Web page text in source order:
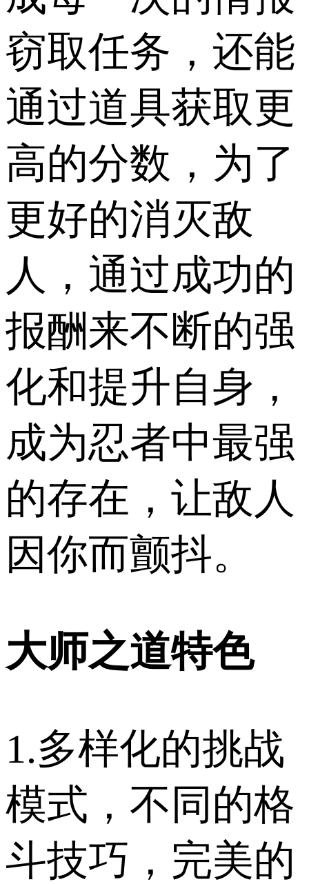
窃取任务，还能
通过道具获取更
高的分数，为了
更好的消灭敌
人，通过成功的
报酬来不断的强
化和提升自身，
成为忍者中最强
的存在，让敌人
因你而颤抖。
大师之道特色
1.多样化的挑战
模式，不同的格
斗技巧，完美的